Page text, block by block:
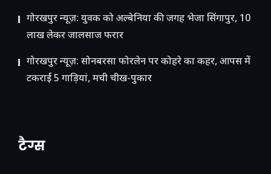
गोरखपुर न्यूज़: युवक को अल्बेनिया की जगह भेजा सिंगापुर, 10
लाख लेकर जालसाज फरार
गोरखपुर न्यूज़: सोनबरसा फोरलेन पर कोहरे का कहर, आपस में
टकराईं 5 गाड़ियां, मची चीख-पुकार
टैग्स